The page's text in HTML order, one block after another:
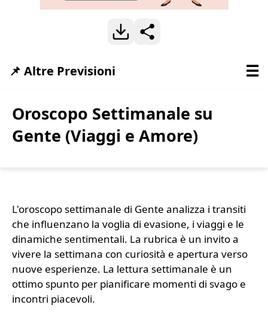
Oroscopo Settimanale su
Gente (Viaggi e Amore)
L'oroscopo settimanale di Gente analizza i transiti
che influenzano la voglia di evasione, i viaggi e le
dinamiche sentimentali. La rubrica è un invito a
vivere la settimana con curiosità e apertura verso
nuove esperienze. La lettura settimanale è un
ottimo spunto per pianificare momenti di svago e
incontri piacevoli.
📌 Altre Previsioni ☰